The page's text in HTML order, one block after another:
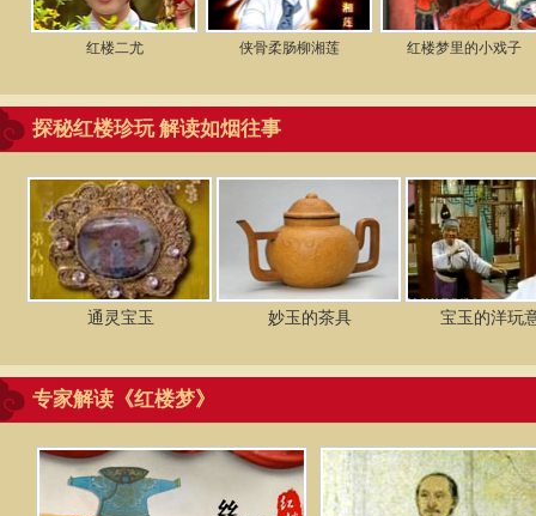
红楼二尤 侠骨柔肠柳湘莲 红楼梦里的小戏子
探秘红楼珍玩 解读如烟往事
通灵宝玉 妙玉的茶具 宝玉的洋玩
专家解读《红楼梦》